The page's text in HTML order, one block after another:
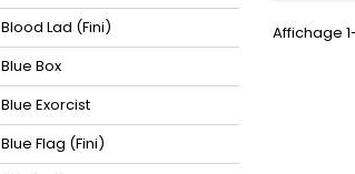
Blood Lad (Fini)
Blue Box
Blue Exorcist
Blue Flag (Fini)
Affichage